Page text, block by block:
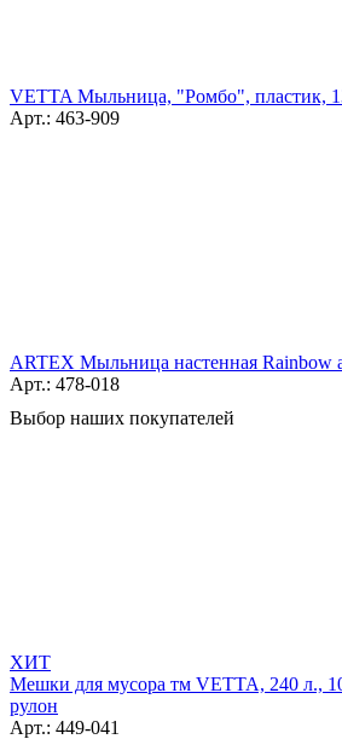
VETTA Мыльница, "Ромбо", пластик,
Арт.: 463-909
ARTEX Мыльница настенная Rainbow
Арт.: 478-018
Выбор наших покупателей
ХИТ
Мешки для мусора тм VETTA, 240 л.,
рулон
Арт.: 449-041